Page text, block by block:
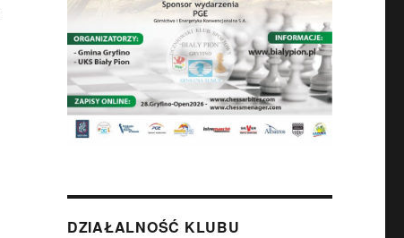
DZIAŁALNOŚĆ KLUBU